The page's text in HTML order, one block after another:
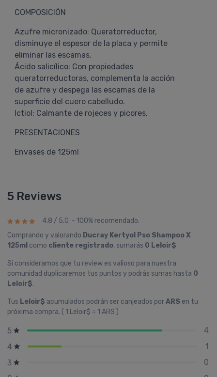
COMPOSICIÓN
Azufre micronizado: Queratorreductor,
disminuye el espesor de la placa y permite
eliminar las escamas.
Ácido salicílico: Con propiedades
queratorreductoras, complementa la acción
de azufre y despega las escamas de la
superficie del cuero cabelludo.
Ictiol: Calmante de rojeces y picores.
PRESENTACIONES
Envases de 125ml
5 Reviews
4.8 / 5.0 - 100% recomendado.
Comprando y valorando Ducray Kertyol Pso Shampoo X
125ml como cliente registrado, sumarás 0 Leloir$
Si consideramos que tu review es valioso para nuestra
comunidad duplicaremos tus puntos y podrás sumas hasta 0
Leloir$.
Tus Leloir$ acumulados podrán ser canjeados porARS en tu
próxima compra. ( 1 Leloir$ = 1 ARS )
5
4
4
1
3
0